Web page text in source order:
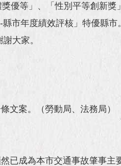
優等」、「性別平等創新獎
市年度績效評核」特優縣市。
大家。
文案。（勞動局、法務局）
已成為本市交通事故肇事